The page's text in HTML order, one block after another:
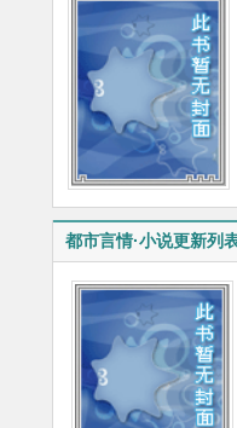
[开
都市言情·小说更新列